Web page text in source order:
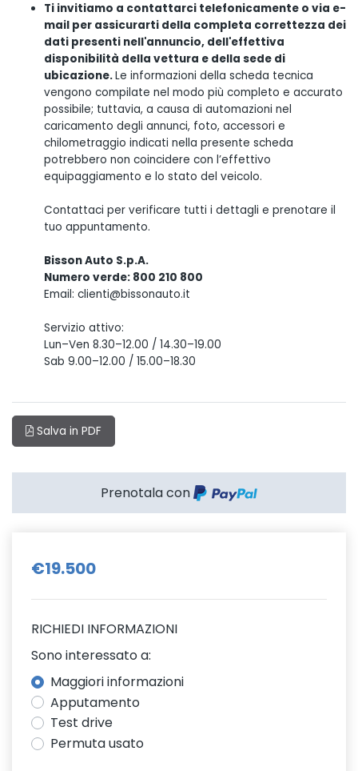
Ti invitiamo a contattarci telefonicamente o via e-
mail per assicurarti della completa correttezza dei
dati presenti nell'annuncio, dell'effettiva
disponibilità della vettura e della sede di
ubicazione.Le informazioni della scheda tecnica
vengono compilate nel modo più completo e accurato
possibile; tuttavia, a causa di automazioni nel
caricamento degli annunci, foto, accessori e
chilometraggio indicati nella presente scheda
potrebbero non coincidere con l’effettivo
equipaggiamento e lo stato del veicolo.
Contattaci per verificare tutti i dettagli e prenotare il
tuo appuntamento.
Bisson Auto S.p.A.
Numero verde: 800 210 800
Email: clienti@bissonauto.it
Servizio attivo:
Lun–Ven 8.30–12.00 / 14.30–19.00
Sab 9.00–12.00 / 15.00–18.30
Salva in PDF
Prenotala con
€19.500
RICHIEDI INFORMAZIONI
Sono interessato a:
Maggiori informazioni
Apputamento
Test drive
Permuta usato